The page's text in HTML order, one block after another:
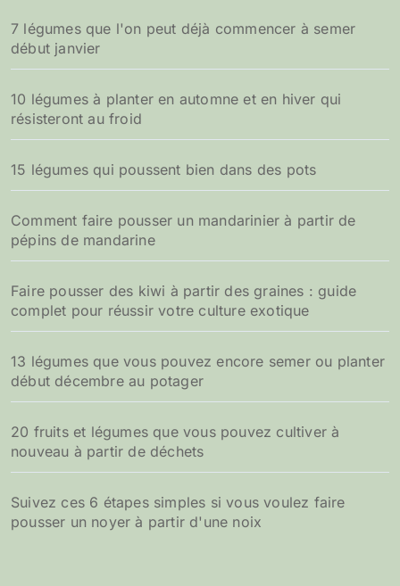
7 légumes que l'on peut déjà commencer à semer
début janvier
10 légumes à planter en automne et en hiver qui
résisteront au froid
15 légumes qui poussent bien dans des pots
Comment faire pousser un mandarinier à partir de
pépins de mandarine
Faire pousser des kiwi à partir des graines : guide
complet pour réussir votre culture exotique
13 légumes que vous pouvez encore semer ou planter
début décembre au potager
20 fruits et légumes que vous pouvez cultiver à
nouveau à partir de déchets
Suivez ces 6 étapes simples si vous voulez faire
pousser un noyer à partir d'une noix